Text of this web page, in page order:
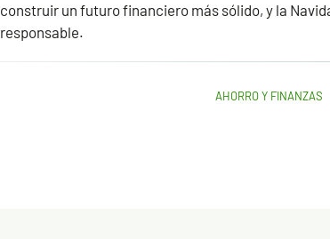
construir un futuro financiero más sólido, y la
responsable.
AHORRO Y FINANZAS